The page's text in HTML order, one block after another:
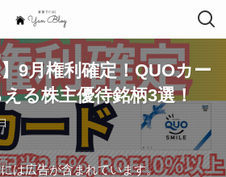
9月権利確定！QUOカー
る株主優待銘柄3選！
は広告が含まれています。